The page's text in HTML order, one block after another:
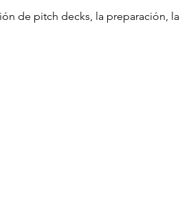
de pitch decks, la preparación, la